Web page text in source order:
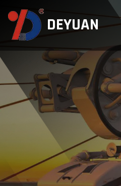
DEYUAN